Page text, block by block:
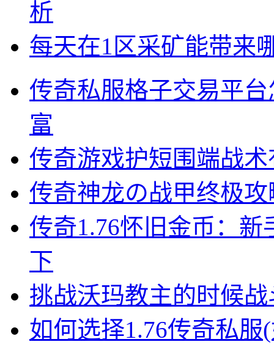
析
每天在1区采矿能带来
传奇私服格子交易平
富
传奇游戏护短围端战
传奇神龙の战甲终极
传奇1.76怀旧金币：
下
挑战沃玛教主的时候
如何选择1.76传奇私